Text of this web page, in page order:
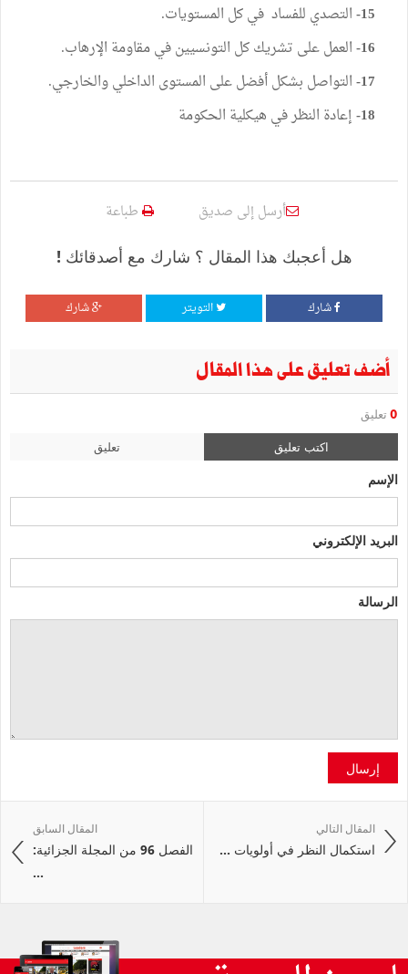
15- التصدي للفساد في كل المستويات.
16- العمل على تشريك كل التونسيين في مقاومة الإرهاب.
17- التواصل بشكل أفضل على المستوى الداخلي والخارجي.
18- إعادة النظر في هيكلية الحكومة
أرسل إلى صديق طباعة
هل أعجبك هذا المقال ؟ شارك مع أصدقائك !
شارك التويتر شارك
أضف تعليق على هذا المقال
0 تعليق
اكتب تعليق تعليق
الإسم
البريد الإلكتروني
الرسالة
إرسال
المقال السابق
الفصل 96 من المجلة الجزائية:
...
المقال التالي
استكمال النظر في أولويات ...